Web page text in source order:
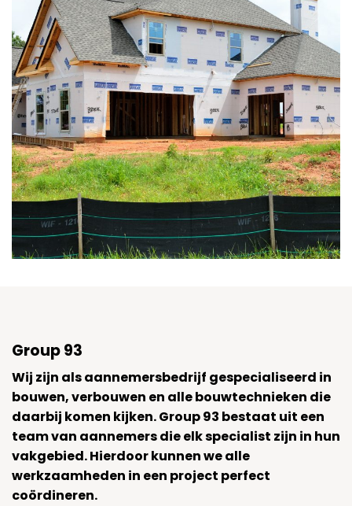
Group 93
Wij zijn als aannemersbedrijf gespecialiseerd in
bouwen, verbouwen en alle bouwtechnieken die
daarbij komen kijken. Group 93 bestaat uit een
team van aannemers die elk specialist zijn in hun
vakgebied. Hierdoor kunnen we alle
werkzaamheden in een project perfect
coördineren.